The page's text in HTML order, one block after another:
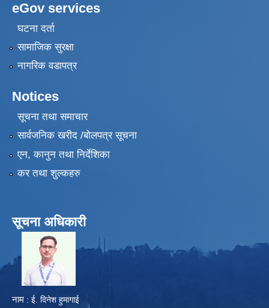
eGov services
घटना दर्ता
सामाजिक सुरक्षा
नागरिक वडापत्र
Notices
सूचना तथा समाचार
सार्वजनिक खरीद /बोलपत्र सूचना
एन, कानुन तथा निर्देशिका
कर तथा शुल्कहरु
सूचना अधिकारी
​
नाम : ई. दिनेश हुमागाई